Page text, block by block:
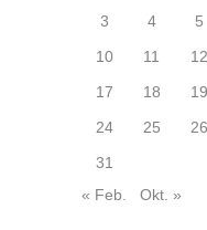
3
4 5
10
11 12
17
18 19
24
25 26
31
« Feb.
Okt. »